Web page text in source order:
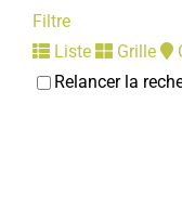
Filtre
Liste
Grille
Relancer la